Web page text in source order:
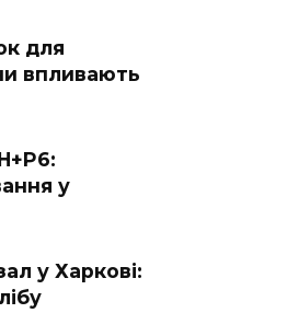
для
впливають
у
у Харкові: